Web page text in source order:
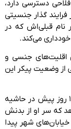
دسترسی دارد،
فرایند گذار جنسیتی
نام قبلی‌اش که در
خودداری می‌کند.
اقلیت‌های جنسی و
از وضعیت پیکر این
در این گزارش آمده که «پیکر مهشید حدود ۱۰ روز پیش در حاشیه
که سر او از بدنش
شهر پیدا